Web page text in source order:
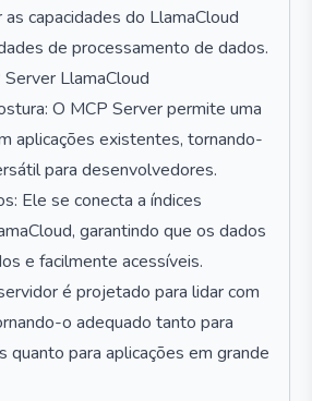
capacidades do LlamaCloud
de processamento de dados.
LlamaCloud
O MCP Server permite uma
aplicações existentes, tornando-
para desenvolvedores.
Ele se conecta a índices
garantindo que os dados
e facilmente acessíveis.
é projetado para lidar com
o adequado tanto para
quanto para aplicações em grande